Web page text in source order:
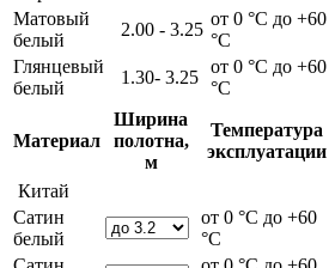
Матовый
белый
2.00 - 3.25
от 0 °С до +60
°С
Глянцевый
белый
1.30- 3.25
от 0 °С до +60
°С
Материал
Ширина
полотна,
м
Температура
эксплуатации
Китай
Сатин
белый
от 0 °С до +60
°С